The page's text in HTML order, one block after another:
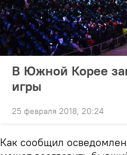
В Южной Корее
игры
25 февраля 2018, 20:24
Как сообщил